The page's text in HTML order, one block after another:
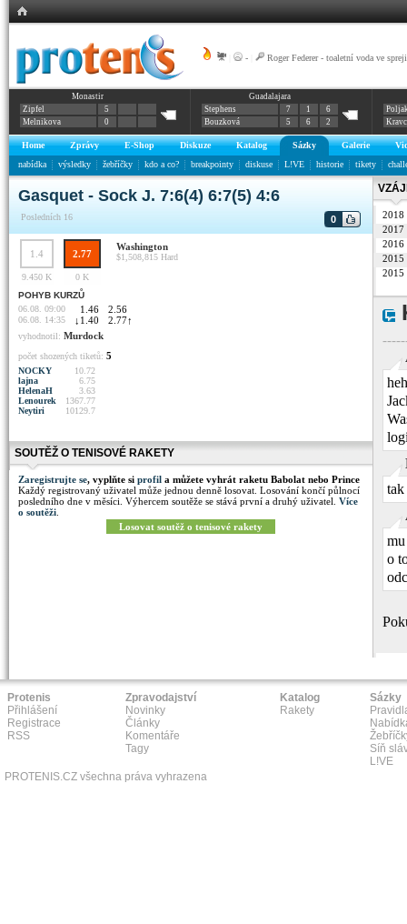
- Roger Federer - toaletní voda ve spreji
Monastir
Zipfel
5
Melnikova
0
Guadalajara
Stephens
7 1
6
Bouzková
5 6 2
Home Zprávy E-Shop Diskuze Katalog Sázky Galerie
nabídka
výsledky žebříčky kdo a co? breakpointy diskuse L!VE historie tikety
Gasquet - Sock J. 7:6(4) 6:7(5) 4:6
Posledních 16 0
1.4 2.77
Washington
$1,508,815 Hard
9.450 K
0 K
POHYB KURZŮ
06.08. 09:00
1.46 2.56
06.08. 14:35 ↓ 1.40 2.77↑
vyhodnotil: Murdock
počet shozených tiketů: 5
NOCKY
10.72
lajna
6.75
HelenaH
3.63
Lenourek
1367.77
Neytiri
10129.7
SOUTĚŽ O TENISOVÉ RAKETY
Zaregistrujte se, vyplňte si profil a můžete vyhrát raketu Babolat nebo Prince
Každý registrovaný uživatel může jednou denně losovat. Losování končí půlnocí
posledního dne v měsíci. Výhercem soutěže se stává první a druhý uživatel. Více
o soutěži
Losovat soutěž o tenisové rakety
2018
2017
2016
2015
2015
o
Protenis
Přihlášení
Registrace
RSS
Zpravodajství
Novinky
Články
Komentáře
Tagy
Katalog
Rakety
Sázky
Síň
L!VE
PROTENIS.CZ všechna práva vyhrazena